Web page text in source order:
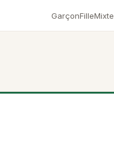
GarçonFilleMixte